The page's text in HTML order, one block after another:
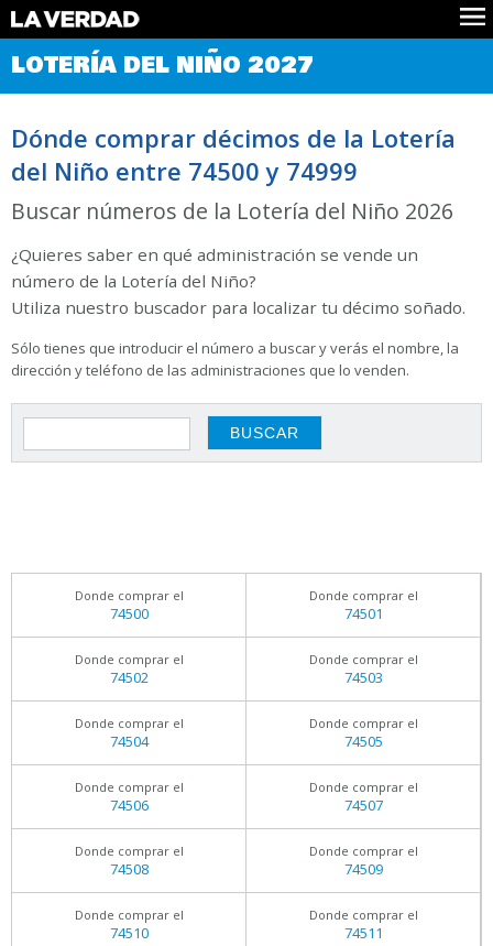
Comprobar Loteria del Niño
Premios
Noticias
Datos
Historia
LOTERÍA DEL NIÑO 2027
Dónde comprar décimos de la Lotería
del Niño entre 74500 y 74999
Buscar números de la Lotería del Niño 2026
¿Quieres saber en qué administración se vende un
número de la Lotería del Niño?
Utiliza nuestro buscador para localizar tu décimo soñado.
Sólo tienes que introducir el número a buscar y verás el nombre, la
dirección y teléfono de las administraciones que lo venden.
Donde comprar el
74500
Donde comprar el
74501
Donde comprar el
74502
Donde comprar el
74503
Donde comprar el
74504
Donde comprar el
74505
Donde comprar el
74506
Donde comprar el
74507
Donde comprar el
74508
Donde comprar el
74509
Donde comprar el
74510
Donde comprar el
74511